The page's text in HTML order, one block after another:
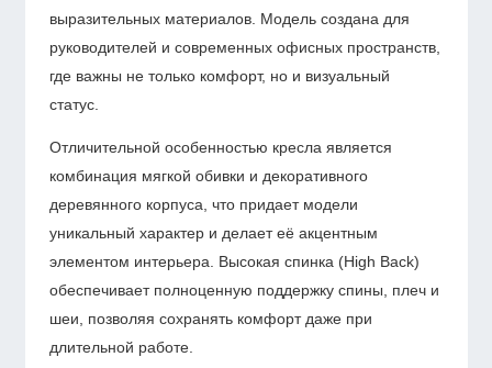
выразительных материалов. Модель создана для
руководителей и современных офисных пространств,
где важны не только комфорт, но и визуальный
статус.
Отличительной особенностью кресла является
комбинация мягкой обивки и декоративного
деревянного корпуса, что придает модели
уникальный характер и делает её акцентным
элементом интерьера. Высокая спинка (High Back)
обеспечивает полноценную поддержку спины, плеч и
шеи, позволяя сохранять комфорт даже при
длительной работе.